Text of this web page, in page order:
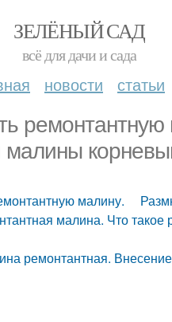
ЗЕЛЁНЫЙ САД
всё для дачи и сада
новости статьи
малины
малину.
малина. Что
ремонтантная.